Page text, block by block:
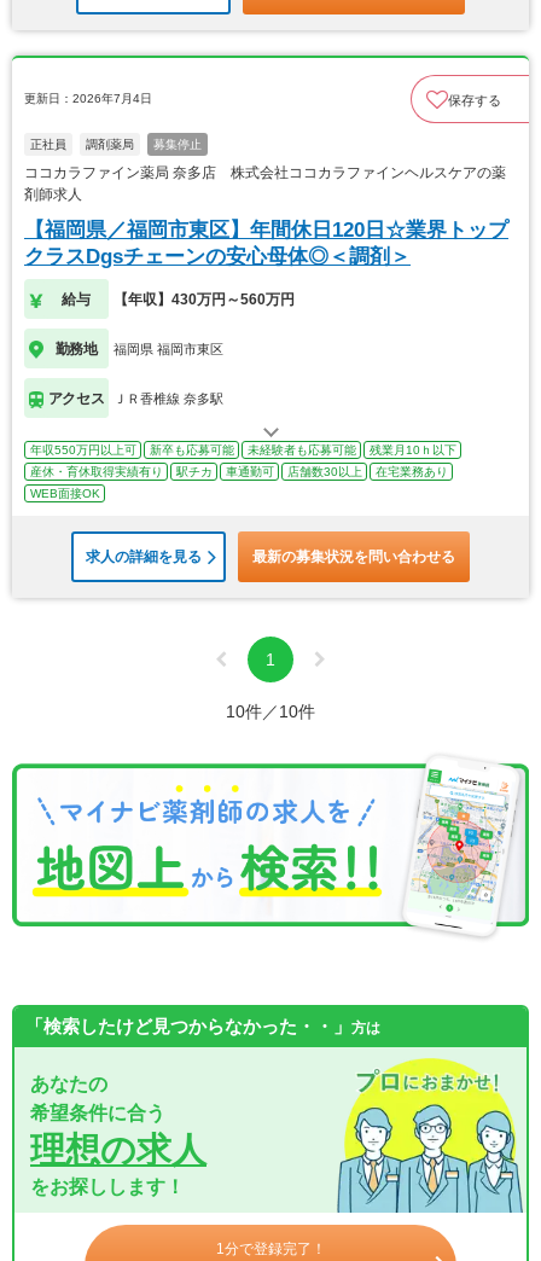
更新日：2026年7月4日 保存する
正社員 調剤薬局 募集停止
ココカラファイン薬局 奈多店 株式会社ココカラファインヘルスケアの薬
剤師求人
【福岡県／福岡市東区】年間休日120日☆業界トップ
クラスDgsチェーンの安心母体◎＜調剤＞
給与 【年収】430万円～560万円
勤務地 福岡県 福岡市東区
アクセス ＪＲ香椎線 奈多駅
年収550万円以上可 新卒も応募可能 未経験者も応募可能
残業月10ｈ以下
産休・育休取得実績有り
駅チカ 車通勤可 店舗数30以上
在宅業務あり
WEB面接OK
求人の詳細を見る 最新の募集状況を問い合わせる
1
10件／10件
「検索したけど見つからなかった・・」 方は
あなたの
希望条件に合う
理想の求人
をお探しします！
1分で登録完了！